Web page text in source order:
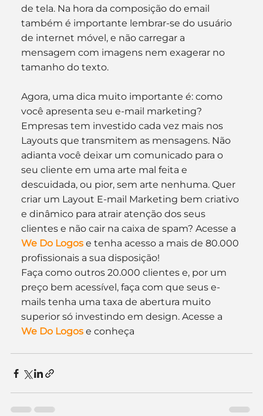
de tela. Na hora da composição do email
também é importante lembrar-se do usuário
de internet móvel, e não carregar a
mensagem com imagens nem exagerar no
tamanho do texto.
Agora, uma dica muito importante é: como
você apresenta seu e-mail marketing?
Empresas tem investido cada vez mais nos
Layouts que transmitem as mensagens. Não
adianta você deixar um comunicado para o
seu cliente em uma arte mal feita e
descuidada, ou pior, sem arte nenhuma. Quer
criar um Layout E-mail Marketing bem criativo
e dinâmico para atrair atenção dos seus
clientes e não cair na caixa de spam? Acesse a
We Do Logos e tenha acesso a mais de 80.000
profissionais a sua disposição!
Faça como outros 20.000 clientes e, por um
preço bem acessível, faça com que seus e-
mails tenha uma taxa de abertura muito
superior só investindo em design. Acesse a
We Do Logos e conheça